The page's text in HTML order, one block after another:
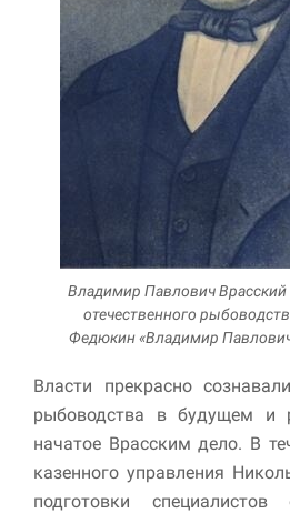
Владимир Павлович
отечественного
Федюкин «Владимир
Власти прекрасно
рыбоводства в будущем и
начатое Врасским дело. В
казенного управления
подготовки специалистов